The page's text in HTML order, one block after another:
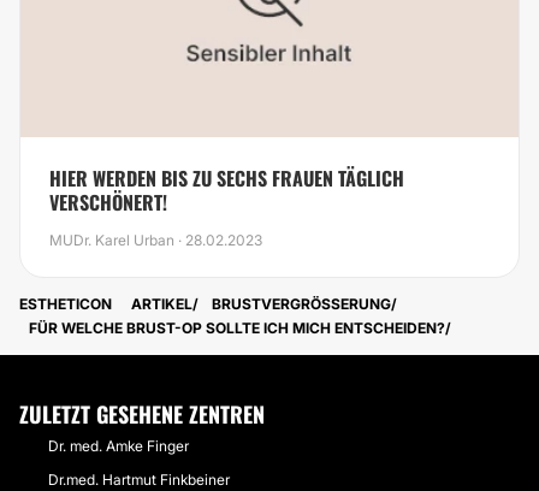
HIER WERDEN BIS ZU SECHS FRAUEN TÄGLICH
VERSCHÖNERT!
MUDr. Karel Urban · 28.02.2023
ESTHETICON ARTIKEL
BRUSTVERGRÖSSERUNG
FÜR WELCHE BRUST-OP SOLLTE ICH MICH ENTSCHEIDEN?
ZULETZT GESEHENE ZENTREN
Dr. med. Amke Finger
Dr.med. Hartmut Finkbeiner